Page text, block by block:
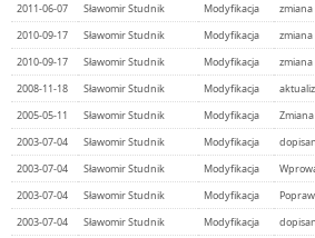
2011-06-07
Sławomir Studnik Modyfikacja
2010-09-17
Sławomir Studnik Modyfikacja
2010-09-17
Sławomir Studnik Modyfikacja
2008-11-18
Sławomir Studnik Modyfikacja
2005-05-11
Sławomir Studnik Modyfikacja
2003-07-04
Sławomir Studnik Modyfikacja
2003-07-04
Sławomir Studnik Modyfikacja
2003-07-04
Sławomir Studnik Modyfikacja
2003-07-04
Sławomir Studnik Modyfikacja